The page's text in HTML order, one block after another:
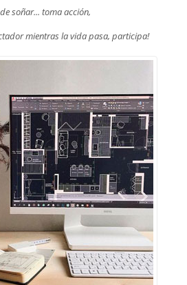
soñar... toma acción,
mientras la vida pasa, participa!